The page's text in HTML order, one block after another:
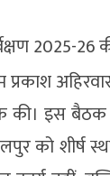
2025-
प्रकाश
की। इस
को शीर्ष